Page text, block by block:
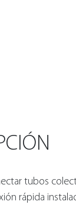
tubos
rápida